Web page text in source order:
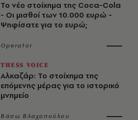
Το νέο στοίχημα της Coca-Cola
- Οι μισθοί των 10.000 ευρώ -
Ψηφίσατε για το ευρώ;
Operator
THESS VOICE
Αλκαζάρ: Το στοίχημα της
επόμενης μέρας για το ιστορικό
μνημείο
Βάσω Βλαχοπούλου